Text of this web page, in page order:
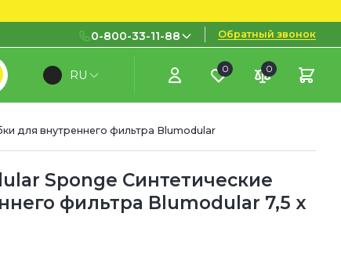
0-800-33-11-88
0-800-33-11-88
Бесплатно с городских и
(097) 133 11 88
(095) 133 11 88
(073) 133 11 88
Обратный звонок
RU 0 0
для внутреннего фильтра Blumodular
Sponge Синтетические
фильтра Blumodular 7,5 x